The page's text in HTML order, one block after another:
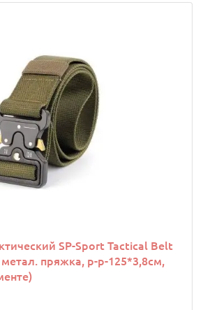
SP-Sport Tactical Belt
метал. пряжка, р-р-125*3,8см,